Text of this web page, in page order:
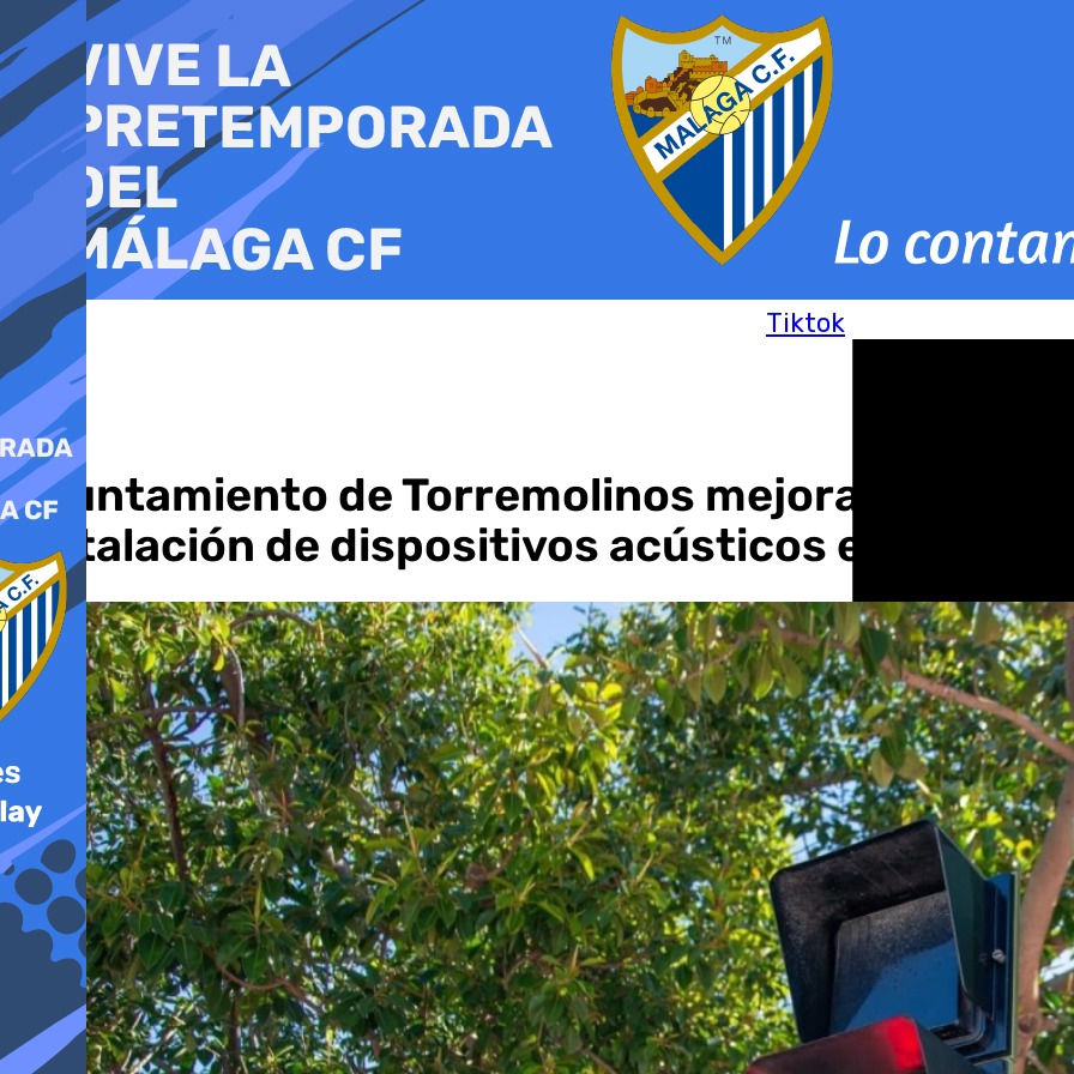
al
contenido
Tiktok
Ayuntamiento de Torremolinos mejora la
instalación de dispositivos acústicos en